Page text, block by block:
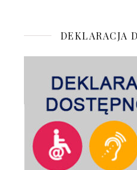
DEKLARACJA